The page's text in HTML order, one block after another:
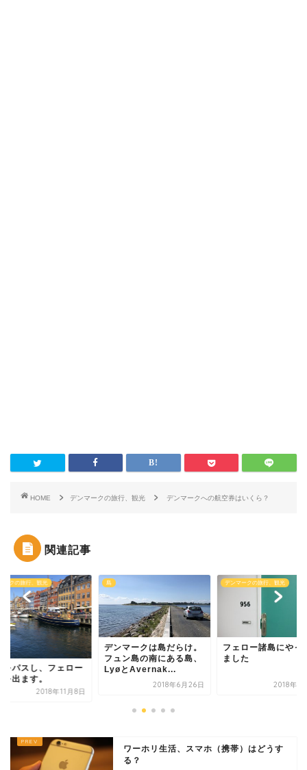
HOME デンマークの旅行、観光 デンマークへの航空券はいくら？
関連記事
ークの旅行、観光
をパスし、フェロー
出ます。
2018年11月8日
島
デンマークは島だらけ。
フュン島の南にある島、
LyøとAvernak...
2018年6月26日
デンマークの旅行、観光
フェロー諸島にやっ
ました
2018年11
ワーホリ生活、スマホ（携帯）はどうす
る？